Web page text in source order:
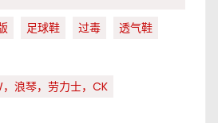
足球鞋 过毒
透气鞋
浪琴，劳力士，CK